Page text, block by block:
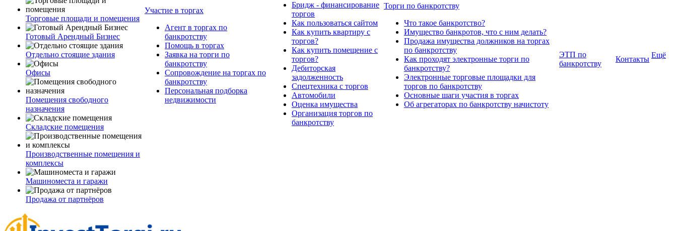
Торговые площади и помещения
Готовый Арендный Бизнес
Отдельно стоящие здания
Офисы
Помещения свободного
назначения
Складские помещения
Производственные помещения и
комплексы
Машиноместа и гаражи
Продажа от партнёров
Участие в торгах
Агент в торгах по
банкротству
Помощь в торгах
Заявка на торги по
банкротству
Сопровождение на торгах по
банкротству
Персональная подборка
недвижимости
Бридж - финансирование
торгов
Как пользоваться сайтом
Как купить квартиру с
торгов?
Как купить помещение с
торгов?
Дебиторская
задолженность
Спецтехника с торгов
Автомобили
Оценка имущества
Организация торгов по
банкротству
Торги по банкротству
Что такое банкротство?
Имущество банкротов, что с ним делать?
Продажа имущества должников на торгах
по банкротству
Как проходят электронные торги по
банкротству?
Электронные торговые площадки для
торгов по банкротству
Основные шаги участия в торгах
Об агрегаторах по банкротству начистоту
ЭТП по
банкротству
Контакты Ещё